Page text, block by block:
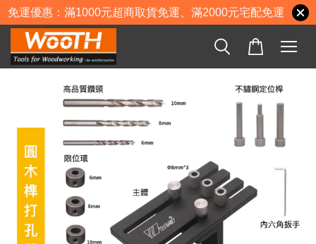
免運優惠：滿1000元超商取貨免運、滿2000元宅配免運